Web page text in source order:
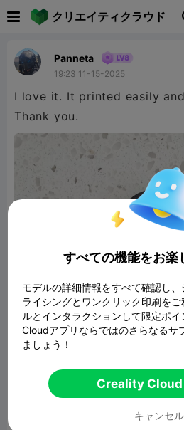
クリエイティクラウド
Panneta
19:23 11-15-2025
I love it. It printed easily
Thank you.
すべての機能をお楽
モデルの詳細情報をすべて確認し
ライシングとワンクリック印刷を
ルとインタラクションして限定ポ
Cloudアプリならではのさらなるサ
ましょう！
Creality Cloud
キャンセル